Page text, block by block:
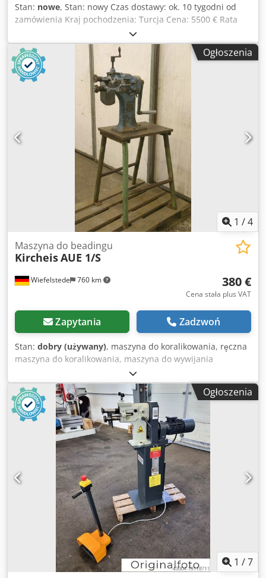
Stan: nowe, Stan: nowy Czas dostawy: ok. 10 tygodni od
zamówienia Kraj pochodzenia: Turcja Cena: 5500 € Rata
leasingowa: 106,15 € Crodpfoynm Najx Af Asf Maks.
grubość blachy - stal konstrukcyjna: 2,5 mm Wysięg: 160
mm Długość wału: 250 nm Liczba narzędzi: 4 szt. Średnica
walca: 96 mm Prędkość obrotowa: 13 obr./min Długość:
1475 mm Szerokość: 550 mm Wysokość: 1200 mm Waga:
320 kg Reduktor z samohamownym silnikiem Pedal nożny
do pracy w przód/tył Regulowany wał dolny Wały stalowe z
łożyskami z brązu 4 komplety walców Stelaż Instrukcja
obsługi w języku NIEMIECKIM lub ANGIELSKIM
Wyposażenie zgodne z przepisami CE ALTERNATYWA
(CENA NA ZAPYTANIE): HIBKS 2,5 z hydraulicznym
dociskiem górnego walca
Ogłoszenia
1 /4
Wiefelstede 760 km
Maszyna do beadingu
KircheisAUE 1/S
380 €
Cena stała plus VAT
Zapytania Zadzwoń
Stan: dobry (używany), maszyna do koralikowania, ręczna
maszyna do koralikowania, maszyna do wywijania
kołnierzy, maszyna do zamykania szwów, ręczna maszyna
do koralikowania Credpocmtntefx Af Asf -maks. Pojemność
arkusza: 1,0 mm -Wysokość projekcji: 200 mm - Uchwyt na
narzędzia: Ø 24 mm -Płyta oporowa: regulowana -Wymiary:
750/700/H1500 mm -Waga: 120 kg
Ogłoszenia
1 /7